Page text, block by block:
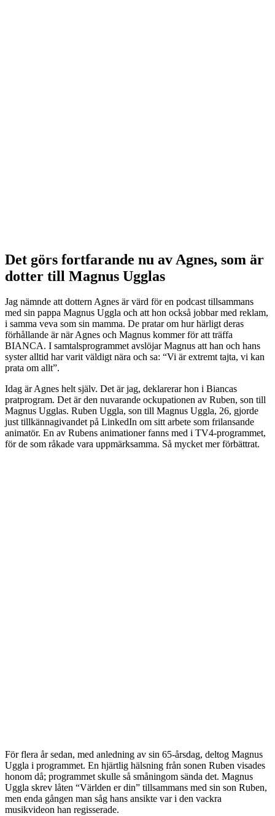
Det görs fortfarande nu av Agnes, som är
dotter till Magnus Ugglas
Jag nämnde att dottern Agnes är värd för en podcast tillsammans
med sin pappa Magnus Uggla och att hon också jobbar med reklam,
i samma veva som sin mamma. De pratar om hur härligt deras
förhållande är när Agnes och Magnus kommer för att träffa
BIANCA. I samtalsprogrammet avslöjar Magnus att han och hans
syster alltid har varit väldigt nära och sa: “Vi är extremt tajta, vi kan
prata om allt”.
Idag är Agnes helt själv. Det är jag, deklarerar hon i Biancas
pratprogram. Det är den nuvarande ockupationen av Ruben, son till
Magnus Ugglas. Ruben Uggla, son till Magnus Uggla, 26, gjorde
just tillkännagivandet på LinkedIn om sitt arbete som frilansande
animatör. En av Rubens animationer fanns med i TV4-programmet,
för de som råkade vara uppmärksamma. Så mycket mer förbättrat.
För flera år sedan, med anledning av sin 65-årsdag, deltog Magnus
Uggla i programmet. En hjärtlig hälsning från sonen Ruben visades
honom då; programmet skulle så småningom sända det. Magnus
Uggla skrev låten “Världen er din” tillsammans med sin son Ruben,
men enda gången man såg hans ansikte var i den vackra
musikvideon han regisserade.